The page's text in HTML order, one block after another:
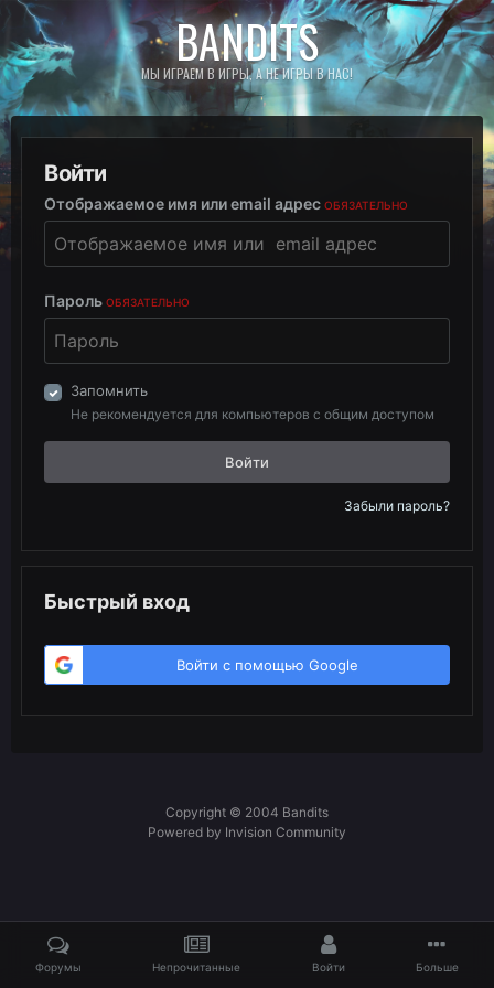
BANDITS
МЫ ИГРАЕМ В ИГРЫ, А НЕ ИГРЫ В НАС!
Войти
Отображаемое имя или email адрес ОБЯЗАТЕЛЬНО
Пароль ОБЯЗАТЕЛЬНО
Запомнить
Не рекомендуется для компьютеров с общим доступом
Войти
Забыли пароль?
Быстрый вход
Войти с помощью Google
Copyright © 2004 Bandits
Powered by Invision Community
Форумы Непрочитанные Войти Больше